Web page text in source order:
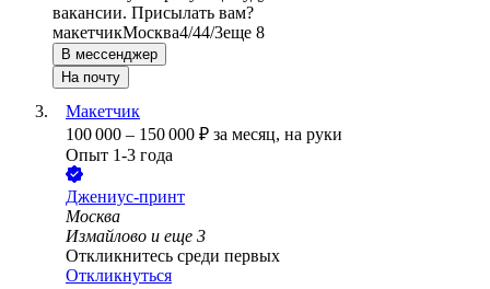
вакансии. Присылать вам?
макетчикМосква4/44/3еще 8
В мессенджер
На почту
Макетчик
100 000 – 150 000 ₽ за месяц, на руки
Опыт 1-3 года
Джениус-принт
Москва
Измайлово и еще 3
Откликнитесь среди первых
Откликнуться